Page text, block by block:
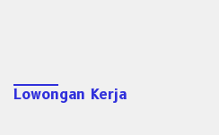
Lowongan Kerja